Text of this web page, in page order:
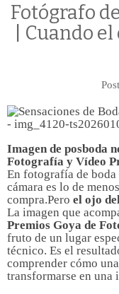
Fotógrafo
| Cuando
Imagen de posboda
Fotografía y Vídeo
En fotografía de
cámara es lo de
compra.Pero el ojo
La imagen que
Premios Goya de
fruto de un lugar
técnico. Es el
comprender cómo
transformarse en una